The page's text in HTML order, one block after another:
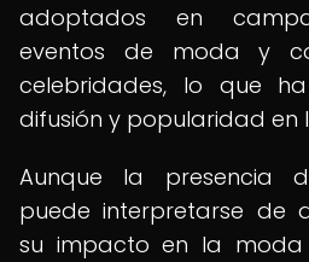
adoptados en
eventos de moda y
celebridades, lo que
difusión y popularidad en
Aunque la presencia
puede interpretarse de
su impacto en la moda